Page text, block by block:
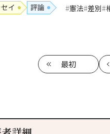
イ 評論 憲法 差別
最初